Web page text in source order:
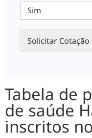
Solicitar Cotação
Tabela de
de saúde
inscritos